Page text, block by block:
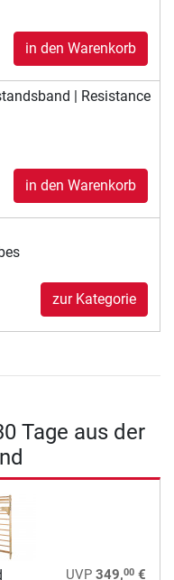
in den Warenkorb
| Resistance
in den Warenkorb
zur Kategorie
Tage aus der
UVP 349,00€